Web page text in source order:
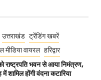
उत्तराखंड ट्रेंडिंग खबरें
मीडिया वायरल हरिद्वार
राष्ट्रपति भवन से आया निमंत्रण,
शामिल होंगी वंदना कटारिया